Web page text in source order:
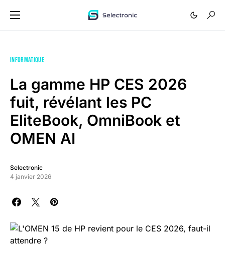
INFORMATIQUE
La gamme HP CES 2026
fuit, révélant les PC
EliteBook, OmniBook et
OMEN AI
Selectronic
4 janvier 2026